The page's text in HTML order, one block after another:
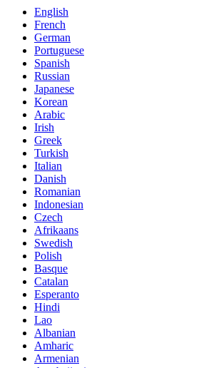
English
French
German
Portuguese
Spanish
Russian
Japanese
Korean
Arabic
Irish
Greek
Turkish
Italian
Danish
Romanian
Indonesian
Czech
Afrikaans
Swedish
Polish
Basque
Catalan
Esperanto
Hindi
Lao
Albanian
Amharic
Armenian